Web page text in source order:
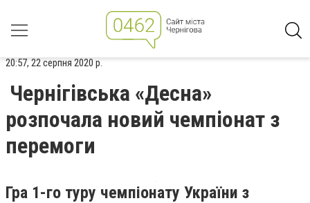
20:57, 22 серпня 2020 р.
Чернігівська «Десна»
розпочала новий чемпіонат з
перемоги
Гра 1-го туру чемпіонату України з